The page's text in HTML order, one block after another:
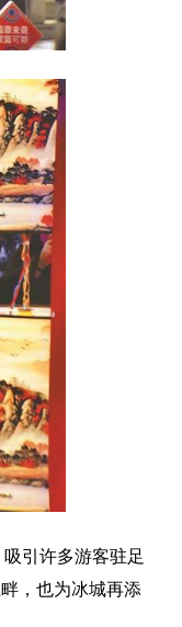
引许多游客驻足
，也为冰城再添